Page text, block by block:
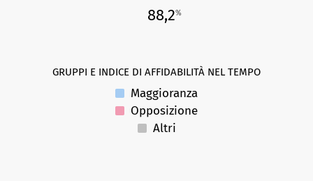
88,2%
GRUPPI E INDICE DI AFFIDABILITÀ NEL TEMPO
Maggioranza
Opposizione
Altri